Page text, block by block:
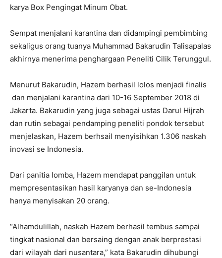
karya Box Pengingat Minum Obat.
Sempat menjalani karantina dan didampingi pembimbing
sekaligus orang tuanya Muhammad Bakarudin Talisapalas
akhirnya menerima penghargaan Peneliti Cilik Terunggul.
Menurut Bakarudin, Hazem berhasil lolos menjadi finalis
dan menjalani karantina dari 10-16 September 2018 di
Jakarta. Bakarudin yang juga sebagai ustas Darul Hijrah
dan rutin sebagai pendamping peneliti pondok tersebut
menjelaskan, Hazem berhsail menyisihkan 1.306 naskah
inovasi se Indonesia.
Dari panitia lomba, Hazem mendapat panggilan untuk
mempresentasikan hasil karyanya dan se-Indonesia
hanya menyisakan 20 orang.
“Alhamdulillah, naskah Hazem berhasil tembus sampai
tingkat nasional dan bersaing dengan anak berprestasi
dari wilayah dari nusantara,” kata Bakarudin dihubungi